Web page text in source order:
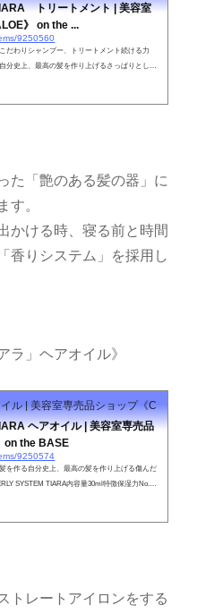
トリートメント | 美容室
》 on the ...
9250560
だわりシャンプー、トリートメント続ける力
分史上、最高の髪を作り上げるさっぱりとした
する。紫外線を吸収してくれる。やればやるほ
お肌に合わない時、傷や湿疹等...
た「艶のある髪の器」に
す。
かける時、寝る前と時間
香りシステム」を採用し
ラ」ヘアオイル》
ル | 美容室専売品ショップ《
ヘアオイル | 美容室専売品
on the BASE
9250574
を作る自分史上、最高の髪を作り上げる傷んだ
SYSTEM TIARA内容量30ml特徴保湿力No.1
手の届かない所に保管してください。●天然成
の変化、変色、濁り又は固形物...
トレートアイロンをする